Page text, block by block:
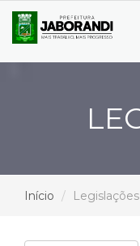
Início Legislações